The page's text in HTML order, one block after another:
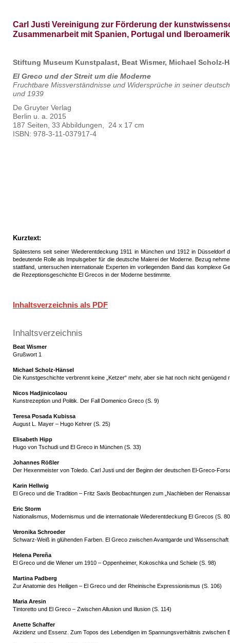
Carl Justi Vereinigung zur Förderung der
Zusammenarbeit mit Spanien, Portugal und
Stiftung Museum Kunstpalast, Beat Wismer, Michael Scholz-
El Greco und der Streit um die Moderne
Fruchtbare Missverständnisse und Widersprüche in seiner
und 1939
De Gruyter Verlag
Berlin u. a. 2015
187 Seiten, 33 Abbildungen, 24 x 17 cm
ISBN: 978-3-11-037917-4
Kurztext:
Spätestens seit seiner Wiederentdeckung 1911 in München und 1912 in
bedeutende Rolle als Impulsgeber für die deutsche Malerei der Moderne. Bezug
stattfand, untersuchen internationale Experten im vorliegenden Band das komplexe
die Rezeptionsgeschichte El Grecos in der Moderne bestimmte.
Inhaltsverzeichnis als PDF
Inhaltsverzeichnis
Beat Wismer
Grußwort 1
Michael Scholz-Hänsel
Die Kunstgeschichte verbrennt keine „Ketzer“ mehr, aber sie hat noch nicht
Nicos Hadjinicolaou
Kunstrezeption und Politik. Der Fall Domenico Greco (S. 9)
Teresa Posada Kubissa
August L. Mayer – Hugo Kehrer (S. 25)
Elisabeth Hipp
Hugo von Tschudi und El Greco in München (S. 33)
Johannes Rößler
Der Hexenmeister von Toledo. Carl Justi und der Beginn der deutschen El-Greco-
Karin Hellwig
El Greco und die Tradition – Fritz Saxls Beobachtungen zum „Nachleben der
Eric Storm
Nationalismus, Modernismus und die internationale Wiederentdeckung El Grecos (S.
Veronika Schroeder
Schwarz-Weiß in glühenden Farben. El Greco zwischen Avantgarde und Wissenschaft
Helena Pereña
El Greco und die Wiener um 1910 – Oppenheimer, Kokoschka und Schiele (S. 98)
Martina Padberg
Zur Anatomie des Heiligen – El Greco und der Rheinische Expressionismus (S. 106)
Maria Aresin
Tintoretto und El Greco – Zwischen Allusion und Illusion (S. 114)
Anette Schaffer
Akzidenz und Essenz. Zum Topos des Lebendigen im Spannungsverhältnis zwischen